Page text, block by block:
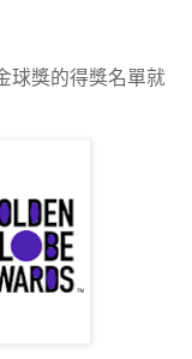
球獎的得獎名單就